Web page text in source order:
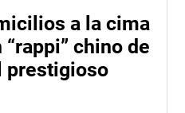
a la cima
chino de
prestigioso